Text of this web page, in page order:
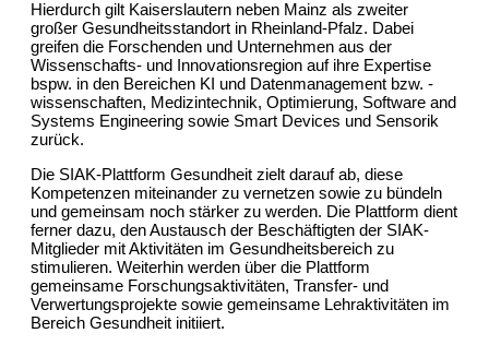
Hierdurch gilt Kaiserslautern neben Mainz als zweiter
großer Gesundheitsstandort in Rheinland-Pfalz. Dabei
greifen die Forschenden und Unternehmen aus der
Wissenschafts- und Innovationsregion auf ihre Expertise
bspw. in den Bereichen KI und Datenmanagement bzw. -
wissenschaften, Medizintechnik, Optimierung, Software and
Systems Engineering sowie Smart Devices und Sensorik
zurück.
Die SIAK-Plattform Gesundheit zielt darauf ab, diese
Kompetenzen miteinander zu vernetzen sowie zu bündeln
und gemeinsam noch stärker zu werden. Die Plattform dient
ferner dazu, den Austausch der Beschäftigten der SIAK-
Mitglieder mit Aktivitäten im Gesundheitsbereich zu
stimulieren. Weiterhin werden über die Plattform
gemeinsame Forschungsaktivitäten, Transfer- und
Verwertungsprojekte sowie gemeinsame Lehraktivitäten im
Bereich Gesundheit initiiert.